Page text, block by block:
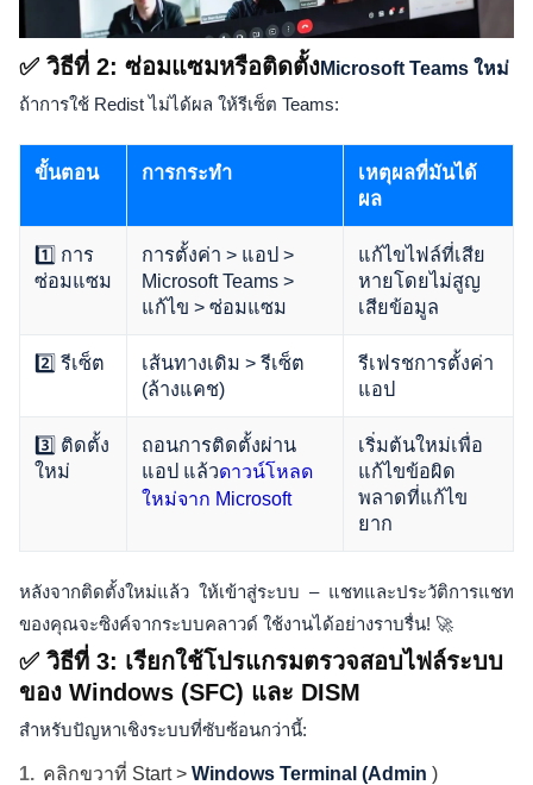
✅ วิธีที่ 2: ซ่อมแซมหรือติดตั้งMicrosoft Teams ใหม่
ถ้าการใช้ Redist ไม่ได้ผล ให้รีเซ็ต Teams:
ขั้นตอน การกระทำ
เหตุผลที่มันได้
ผล
1️⃣ การ
ซ่อมแซม
การตั้งค่า > แอป >
Microsoft Teams >
แก้ไข > ซ่อมแซม
แก้ไขไฟล์ที่เสีย
หายโดยไม่สูญ
เสียข้อมูล
2️⃣ รีเซ็ต
เส้นทางเดิม > รีเซ็ต
(ล้างแคช)
รีเฟรชการตั้งค่า
แอป
3️⃣ ติดตั้ง
ใหม่
ถอนการติดตั้งผ่าน
แอป แล้วดาวน์โหลด
ใหม่จาก Microsoft
เริ่มต้นใหม่เพื่อ
แก้ไขข้อผิด
พลาดที่แก้ไข
ยาก
หลังจากติดตั้งใหม่แล้ว ให้เข้าสู่ระบบ – แชทและประวัติการแชท
ของคุณจะซิงค์จากระบบคลาวด์ ใช้งานได้อย่างราบรื่น! 🚀
✅ วิธีที่ 3: เรียกใช้โปรแกรมตรวจสอบไฟล์ระบบ
ของ Windows (SFC) และ DISM
สำหรับปัญหาเชิงระบบที่ซับซ้อนกว่านี้:
คลิกขวาที่ Start > Windows Terminal (Admin )